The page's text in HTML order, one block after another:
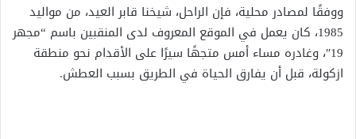
ووفقًا لمصادر محلية، فإن الراحل، شيخنا قابر العيد، من مواليد
1985، كان يعمل في الموقع المعروف لدى المنقبين باسم “مجهر
19″، وغادره مساء أمس متجهًا سيرًا على الأقدام نحو منطقة
ازكولة، قبل أن يفارق الحياة في الطريق بسبب العطش.